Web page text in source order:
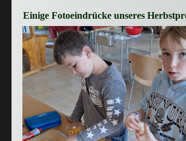
Einige Fotoeindrücke unseres